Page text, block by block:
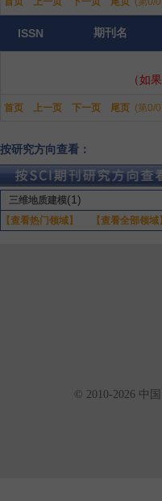
ISSN 期刊名
（如
首页 上一页 下一页 尾页 (第0/
按研究方向查看：
三维地质建模(1)
【查看热门领域】 【查看全部领域】
© 2010-2026 中